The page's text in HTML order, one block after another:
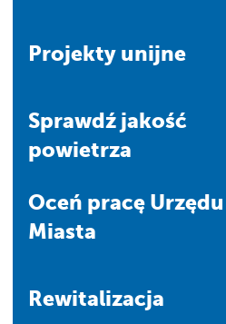
Projekty unijne
Sprawdź jakość
powietrza
Oceń pracę Urzędu
Miasta
Rewitalizacja